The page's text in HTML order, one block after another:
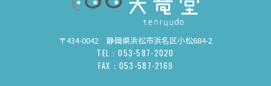
〒434-0042 静岡県浜松市浜名区小松684-2
TEL：053-587-2020
FAX：053-587-2169